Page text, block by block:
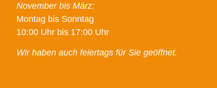
November bis März:
Montag bis Sonntag
10:00 Uhr bis 17:00 Uhr
Wir haben auch feiertags für Sie geöffnet.